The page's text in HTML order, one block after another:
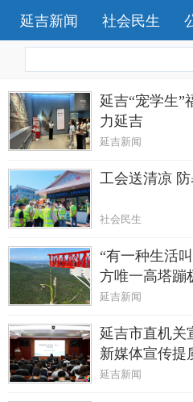
延吉新闻 社会民生
延吉“宠学生”
力延吉
延吉新闻
工会送清凉
社会民生
“有一种生活
方唯一高塔蹦
延吉新闻
延吉市直机关
新媒体宣传提
延吉新闻